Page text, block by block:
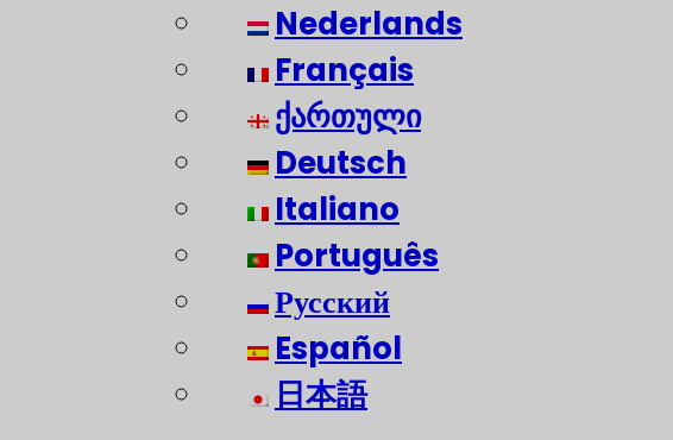
Nederlands
Français
ქართული
Deutsch
Italiano
Português
Русский
Español
日本語